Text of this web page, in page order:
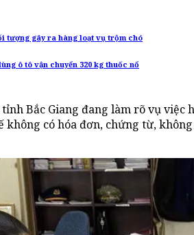
tượng gây ra hàng loạt vụ trộm chó
ô tô vận chuyển 320 kg thuốc nổ
tỉnh Bắc Giang đang làm rõ vụ
không có hóa đơn, chứng từ,